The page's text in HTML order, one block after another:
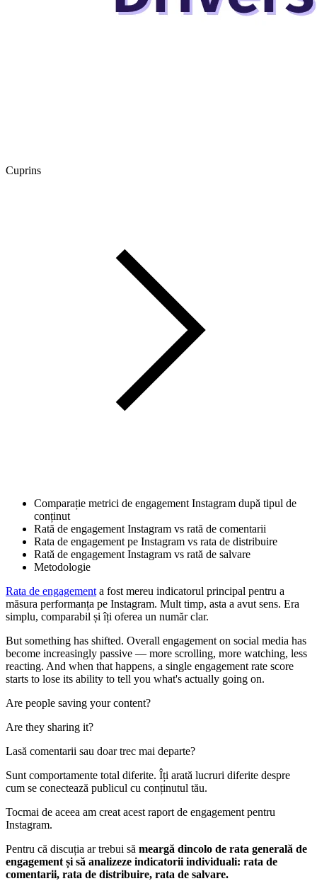
Cuprins
Comparație metrici de engagement Instagram după tipul de
conținut
Rată de engagement Instagram vs rată de comentarii
Rata de engagement pe Instagram vs rata de distribuire
Rată de engagement Instagram vs rată de salvare
Metodologie
Rata de engagement a fost mereu indicatorul principal pentru a
măsura performanța pe Instagram. Mult timp, asta a avut sens. Era
simplu, comparabil și îți oferea un număr clar.
But something has shifted. Overall engagement on social media has
become increasingly passive — more scrolling, more watching, less
reacting. And when that happens, a single engagement rate score
starts to lose its ability to tell you what's actually going on.
Are people saving your content?
Are they sharing it?
Lasă comentarii sau doar trec mai departe?
Sunt comportamente total diferite. Îți arată lucruri diferite despre
cum se conectează publicul cu conținutul tău.
Tocmai de aceea am creat acest raport de engagement pentru
Instagram.
Pentru că discuția ar trebui să meargă dincolo de rata generală de
engagement și să analizeze indicatorii individuali: rata de
comentarii, rata de distribuire, rata de salvare.